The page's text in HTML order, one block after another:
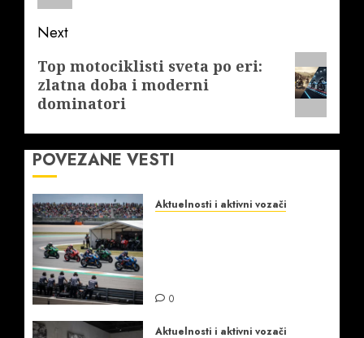
Next
Next
post:
Top motociklisti sveta po eri:
zlatna doba i moderni
dominatori
POVEZANE VESTI
Aktuelnosti i aktivni vozači
0
Aktuelnosti i aktivni vozači